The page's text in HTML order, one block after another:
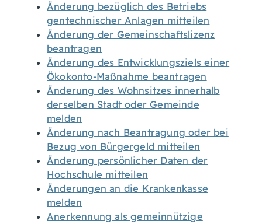
Änderung bezüglich des Betriebs
gentechnischer Anlagen mitteilen
Änderung der Gemeinschaftslizenz
beantragen
Änderung des Entwicklungsziels einer
Ökokonto-Maßnahme beantragen
Änderung des Wohnsitzes innerhalb
derselben Stadt oder Gemeinde
melden
Änderung nach Beantragung oder bei
Bezug von Bürgergeld mitteilen
Änderung persönlicher Daten der
Hochschule mitteilen
Änderungen an die Krankenkasse
melden
Anerkennung als gemeinnützige